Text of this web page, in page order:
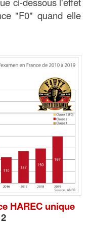
"F0" quand elle
HAREC unique